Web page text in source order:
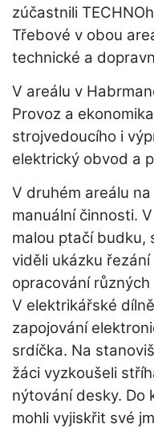
zúčastnili
Třebové v obou
technické a
V areálu v
Provoz a
strojvedoucího i
elektrický obvod a
V druhém areálu
manuální činnosti.
malou ptačí budku,
viděli ukázku
opracování
V elektrikářské
zapojování
srdíčka. Na
žáci vyzkoušeli
nýtování desky. Do
mohli vyjiskřit své